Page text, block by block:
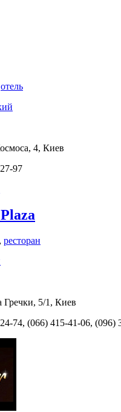
отель
4, Киев
97
, ресторан
5/1, Киев
74, (066) 415-41-06, (096)